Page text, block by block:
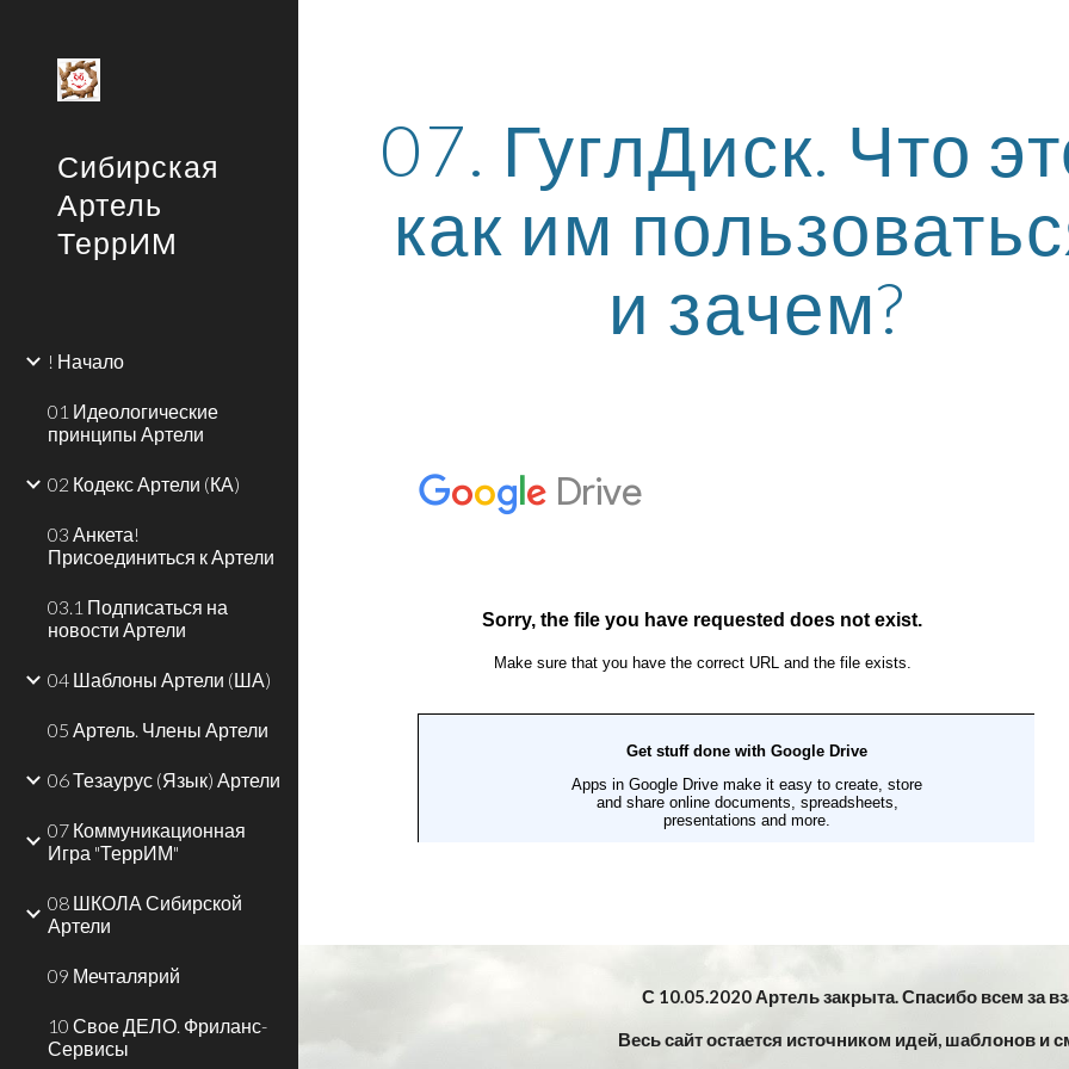
Сибирская
Артель
ТеррИМ
! Начало
01 Идеологические
принципы Артели
02 Кодекс Артели (КА)
03 Анкета!
Присоединиться к Артели
03.1 Подписаться на
новости Артели
04 Шаблоны Артели (ША)
05 Артель. Члены Артели
06 Тезаурус (Язык) Артели
07 Коммуникационная
Игра "ТеррИМ"
08 ШКОЛА Сибирской
Артели
09 Мечталярий
10 Свое ДЕЛО. Фриланс-
Сервисы
07. ГуглДиск. Что
как им
и зачем?
С 10.05.2020 Артель закрыта. Спасибо всем за
Весь сайт остается источником идей, шаблонов и